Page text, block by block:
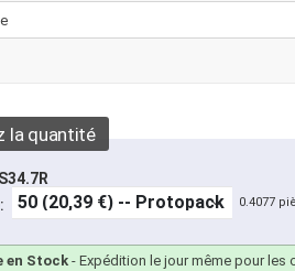
la quantité
0.4077
en Stock -Expédition le jour même pour les